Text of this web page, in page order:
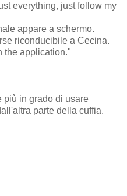
everything, just follow my
appare a schermo.
riconducibile a Cecina.
the application."
più in grado di usare
parte della cuffia.